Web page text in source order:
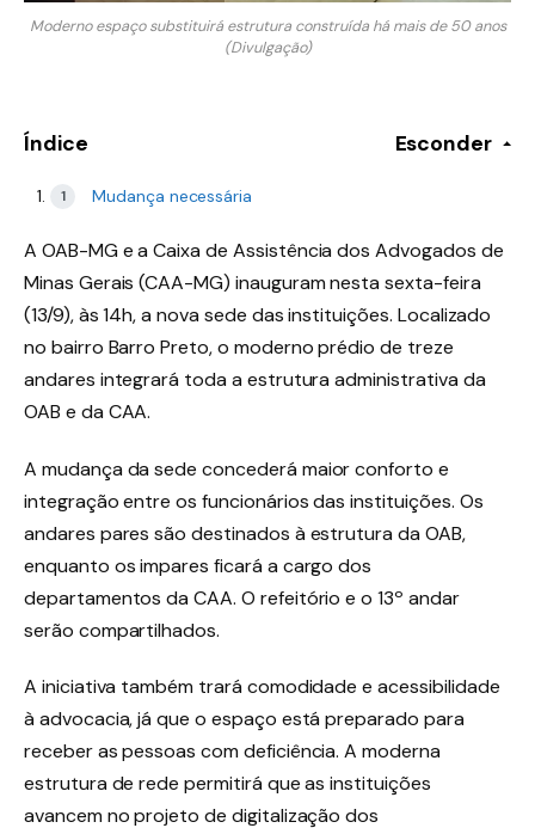
Moderno espaço substituirá estrutura construída há mais de 50 anos
(Divulgação)
Índice Esconder
Mudança necessária
A OAB-MG e a Caixa de Assistência dos Advogados de
Minas Gerais (CAA-MG) inauguram nesta sexta-feira
(13/9), às 14h, a nova sede das instituições. Localizado
no bairro Barro Preto, o moderno prédio de treze
andares integrará toda a estrutura administrativa da
OAB e da CAA.
A mudança da sede concederá maior conforto e
integração entre os funcionários das instituições. Os
andares pares são destinados à estrutura da OAB,
enquanto os impares ficará a cargo dos
departamentos da CAA. O refeitório e o 13º andar
serão compartilhados.
A iniciativa também trará comodidade e acessibilidade
à advocacia, já que o espaço está preparado para
receber as pessoas com deficiência. A moderna
estrutura de rede permitirá que as instituições
avancem no projeto de digitalização dos